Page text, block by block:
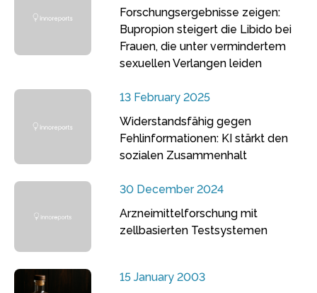
Forschungsergebnisse zeigen:
Bupropion steigert die Libido bei
Frauen, die unter vermindertem
sexuellen Verlangen leiden
13 February 2025
Widerstandsfähig gegen
Fehlinformationen: KI stärkt den
sozialen Zusammenhalt
30 December 2024
Arzneimittelforschung mit
zellbasierten Testsystemen
15 January 2003